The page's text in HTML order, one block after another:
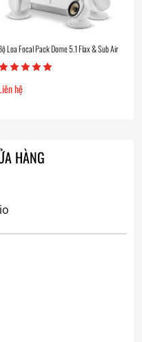
Loa Focal Pack Dome 5.1 Flax & Sub Air
hệ
HÀNG